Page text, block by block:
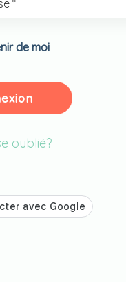
de moi
oublié?